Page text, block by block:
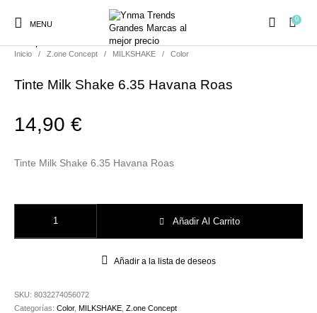
MENU
0
COSMÉTICA HIGIENE Juegos y juguetes
Mobiliario Peluquería MODA
Inicio / Z.one Concept / MILKSHAKE / Color
Tinte Milk Shake 6.35 Havana Roas
14,90€
Tinte Milk Shake 6.35 Havana Roas
Añadir Al Carrito
Añadir a la lista de deseos
SKU:8032274056072
Categorías:Color,MILKSHAKE ,Z.one Concept